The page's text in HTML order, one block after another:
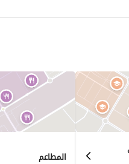
المطاعم